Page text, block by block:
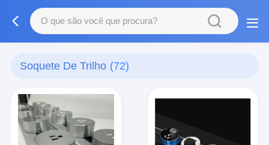
Soquete De Trilho (72)